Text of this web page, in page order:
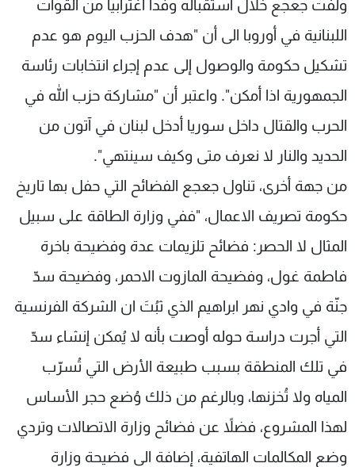
ولفت جعجع خلال استقباله وفداً اغترابياً من القوات
اللبنانية في أوروبا الى أن "هدف الحزب اليوم هو عدم
تشكيل حكومة والوصول إلى عدم إجراء انتخابات رئاسة
الجمهورية اذا أمكن". واعتبر أن "مشاركة حزب الله في
الحرب والقتال داخل سوريا أدخل لبنان في آتون من
الحديد والنار لا نعرف متى وكيف سينتهي".
من جهة أخرى، تناول جعجع الفضائح التي حفل بها تاريخ
حكومة تصريف الاعمال، "ففي وزارة الطاقة على سبيل
المثال لا الحصر: فضائح تلزيمات عدة وفضيحة باخرة
فاطمة غول، وفضيحة المازوت الاحمر، وفضيحة سدّ
جنّة في وادي نهر ابراهيم الذي ثبُتَ ان الشركة الفرنسية
التي أجرت دراسة حوله أوصت بأنه لا يُمكن إنشاء سدّ
في تلك المنطقة بسبب طبيعة الأرض التي تُسرّب
المياه ولا تُخزنها، وبالرغم من ذلك وُضع حجر الأساس
لهذا المشروع، فضلاً عن فضائح وزارة الاتصالات وتردي
وضع المكالمات الهاتفية، إضافة الى فضيحة وزارة